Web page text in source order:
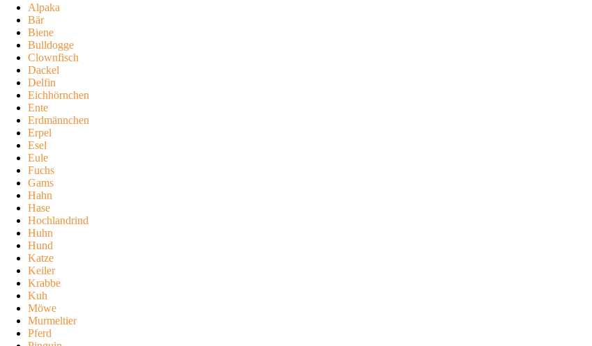
Alpaka
Bär
Biene
Bulldogge
Clownfisch
Dackel
Delfin
Eichhörnchen
Ente
Erdmännchen
Erpel
Esel
Eule
Fuchs
Gams
Hahn
Hase
Hochlandrind
Huhn
Hund
Katze
Keiler
Krabbe
Kuh
Möwe
Murmeltier
Pferd